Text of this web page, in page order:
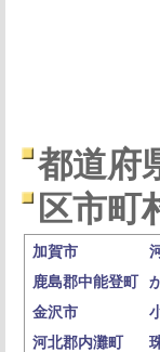
都道府
区市町
加賀市
鹿島郡中能登町
金沢市
河北郡内灘町